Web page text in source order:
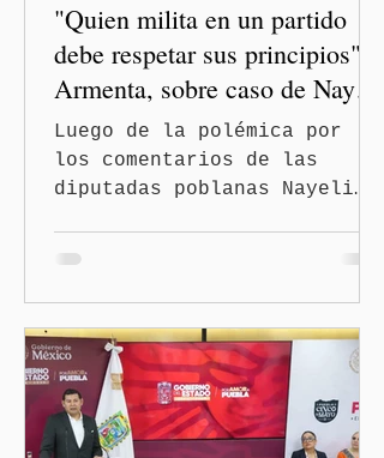
"Quien milita en un partido
debe respetar sus principios":
Armenta, sobre caso de Nayeli
Salvatori y Graciela Palomares
Luego de la polémica por
los comentarios de las
diputadas poblanas Nayeli
discriminatorios, el
gobernador de Puebla,
Alejandro Armenta Mier,
respaldó la postura de la
presidenta Claudia
Sheinbaum Pardo y de la